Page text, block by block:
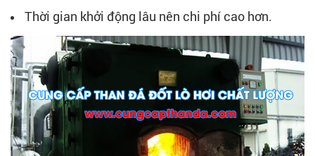
Thời gian khởi động lâu nên chi phí cao hơn.